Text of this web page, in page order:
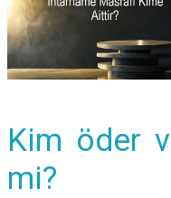
Kim öder
mi?